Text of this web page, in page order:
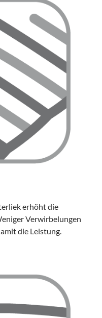
erhöht die
Verwirbelungen
die Leistung.